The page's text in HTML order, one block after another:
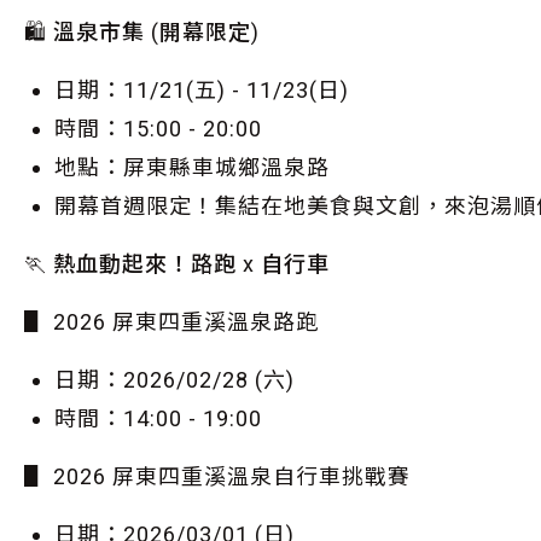
🛍️ 溫泉市集 (開幕限定)
日期：11/21(五) - 11/23(日)
時間：15:00 - 20:00
地點：屏東縣車城鄉溫泉路
開幕首週限定！集結在地美食與文創，來泡湯
🏃 熱血動起來！路跑 x 自行車
▋ 2026 屏東四重溪溫泉路跑
日期：2026/02/28 (六)
時間：14:00 - 19:00
▋ 2026 屏東四重溪溫泉自行車挑戰賽
日期：2026/03/01 (日)